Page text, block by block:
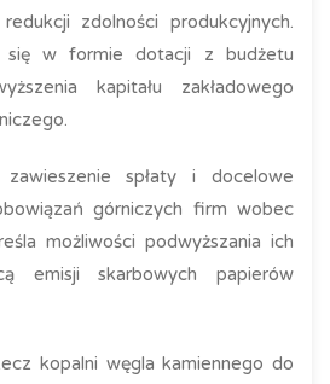
zdolności produkcyjnych.
się w formie dotacji z budżetu
kapitału zakładowego
spłaty i docelowe
górniczych firm wobec
możliwości podwyższania ich
emisji skarbowych papierów
kopalni węgla kamiennego do